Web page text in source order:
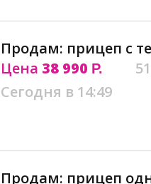
Продам: прицеп с
Цена 38 990 Р.
Сегодня в 14:49
Продам: прицеп